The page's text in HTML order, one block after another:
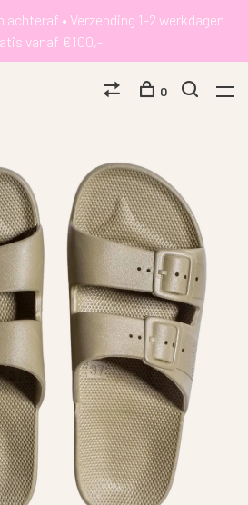
achteraf • Verzending 1-2 werkdagen
vanaf €100,-
0